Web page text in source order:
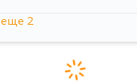
еще 2